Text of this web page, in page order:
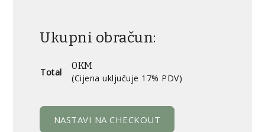
Ukupni obračun:
Total
0KM
(Cijena uključuje 17% PDV)
NASTAVI NA CHECKOUT